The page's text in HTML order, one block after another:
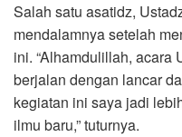
Salah satu asatidz,
mendalamnya setelah
ini. “Alhamdulillah, acara
berjalan dengan lancar
kegiatan ini saya jadi
ilmu baru,” tuturnya.